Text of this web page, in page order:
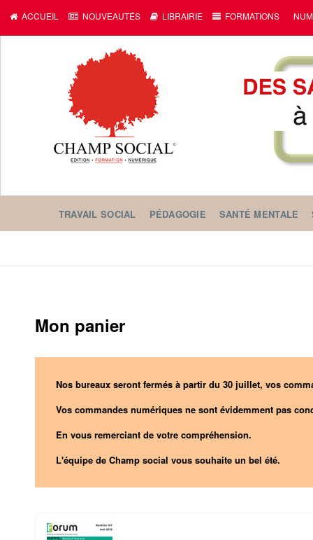
ACCUEIL NOUVEAUTÉS LIBRAIRIE FORMATIONS
TRAVAIL SOCIAL PÉDAGOGIE SANTÉ MENTALE
Mon panier
Nos bureaux seront fermés à partir du 30 juillet, vos
Vos commandes numériques ne sont évidemment pas
En vous remerciant de votre compréhension.
L'équipe de Champ social vous souhaite un bel été.